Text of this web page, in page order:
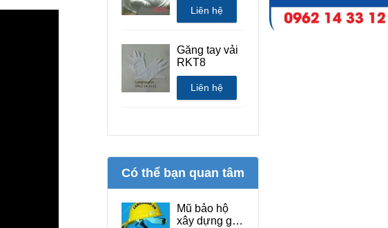
Liên hệ
Găng tay vải
RKT8
Liên hệ
Có thể bạn quan tâm
Mũ bảo hộ
xây dựng giá